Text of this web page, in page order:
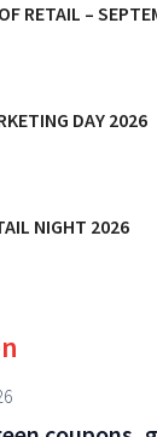
RETAIL –
DAY 2026
NIGHT 2026